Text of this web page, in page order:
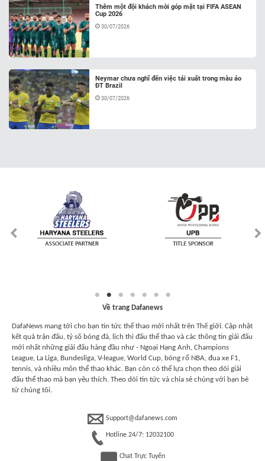
Thêm một đội khách mời góp mặt tại FIFA ASEAN
Cup 2026
30/07/2026
Neymar chưa nghĩ đến việc tái xuất trong màu áo
ĐT Brazil
30/07/2026
Về trang Dafanews
DafaNews mang tới cho bạn tin tức thể thao mới nhất trên Thế giới. Cập nhật
kết quả trận đấu, tỷ số bóng đá, lịch thi đấu thể thao và các thông tin giải đấu
mới nhất những giải đấu hàng đầu như - Ngoại Hạng Anh, Champions
League, La Liga, Bundesliga, V-league, World Cup, bóng rổ NBA, đua xe F1,
tennis, và nhiều môn thể thao khác. Bạn còn có thể lựa chọn theo dõi giải
đấu thể thao mà bạn yêu thích. Theo dõi tin tức và chia sẻ chúng với bạn bè
từ chúng tôi.
Support@dafanews.com
Hotline 24/7: 12032100
Chat Trực Tuyến